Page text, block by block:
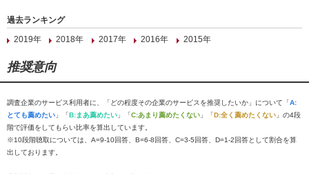
過去ランキング
2019年
2018年 2017年 2016年 2015年
推奨意向
調査企業のサービス利用者に、「どの程度その企業のサービスを推奨したいか」について「A:
とても薦めたい 」「B:まあ薦めたい 」「C:あまり薦めたくない 」「D:全く薦めたくない 」の4段
階で評価をしてもらい比率を算出しています。
※10段階聴取については、A=9-10回答、B=6-8回答、C=3-5回答、D=1-2回答として割合を算
出しております。